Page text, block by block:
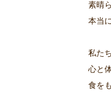
素晴
本当
私た
心と
食を